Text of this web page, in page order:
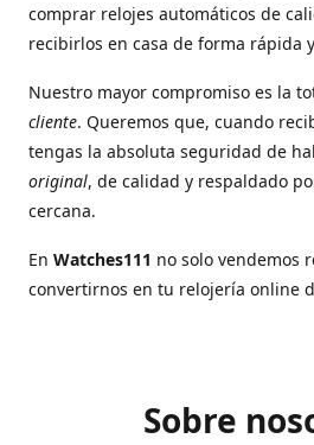
comprar relojes automáticos de
recibirlos en casa de forma rápida
Nuestro mayor compromiso es la
cliente. Queremos que, cuando
tengas la absoluta seguridad de
original, de calidad y respaldado
cercana.
En Watches111 no solo vendemos
convertirnos en tu relojería online
Sobre